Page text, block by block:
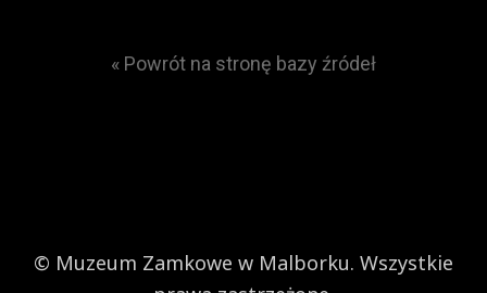
« Powrót na stronę bazy źródeł
© Muzeum Zamkowe w Malborku. Wszystkie